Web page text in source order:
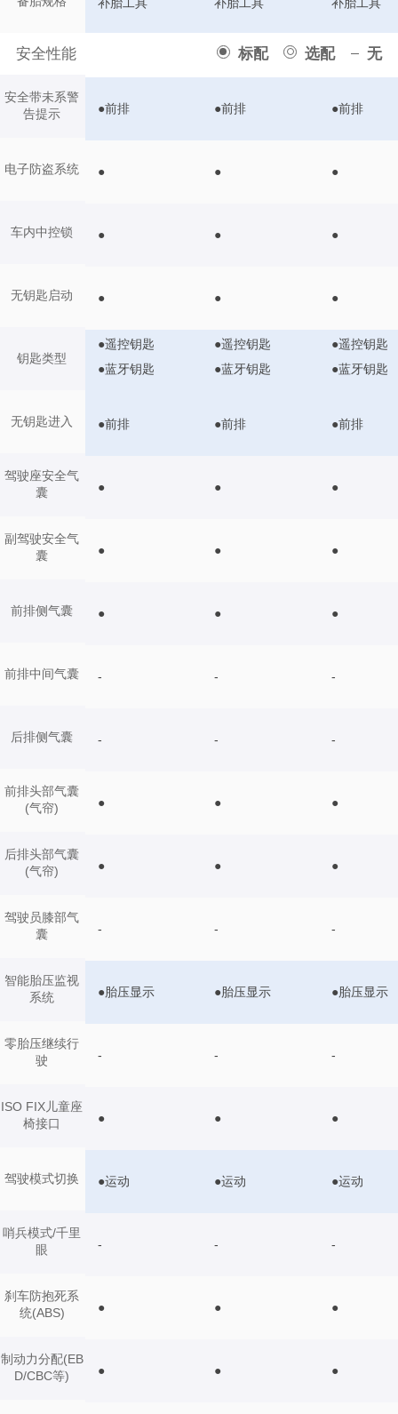
安全性能 标配 选配 无
安全带未系警
告提示
电子防盗系统
车内中控锁
无钥匙启动
钥匙类型
无钥匙进入
驾驶座安全气
囊
副驾驶安全气
囊
前排侧气囊
前排中间气囊
后排侧气囊
前排头部气囊
(气帘)
后排头部气囊
(气帘)
驾驶员膝部气
囊
智能胎压监视
系统
零胎压继续行
驶
ISO FIX儿童座
椅接口
驾驶模式切换
哨兵模式/千里
眼
刹车防抱死系
统(ABS)
制动力分配(EB
D/CBC等)
●前排 ●前排 ●前排
● ● ●
● ● ●
● ● ●
●遥控钥匙
●蓝牙钥匙
●遥控钥匙
●蓝牙钥匙
●遥控钥匙
●蓝牙钥匙
●前排 ●前排 ●前排
● ● ●
● ● ●
● ● ●
- - -
- - -
● ● ●
● ● ●
- - -
●胎压显示 ●胎压显示 ●胎压显示
- - -
● ● ●
●运动 ●运动 ●运动
- - -
● ● ●
● ● ●